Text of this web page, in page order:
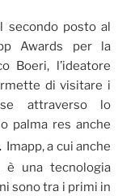
secondo posto al
Awards per la
Boeri, l’ideatore
di visitare i
attraverso lo
palma res anche
Imapp, a cui anche
è una tecnologia
sono tra i primi in